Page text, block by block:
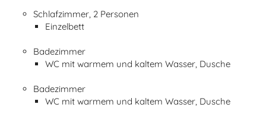
Schlafzimmer, 2 Personen
Einzelbett
Badezimmer
WC mit warmem und kaltem Wasser, Dusche
Badezimmer
WC mit warmem und kaltem Wasser, Dusche